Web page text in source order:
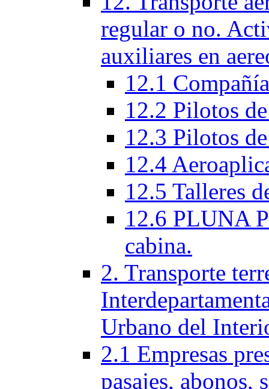
regular o no.
auxiliares en
12.1
12.2 Pilotos
12.3 Pilotos
12.4
12.5 Talleres
12.6 PLUNA
cabina.
2. Transporte
Urbano del
2.1 Empresas
pasajes, abonos,